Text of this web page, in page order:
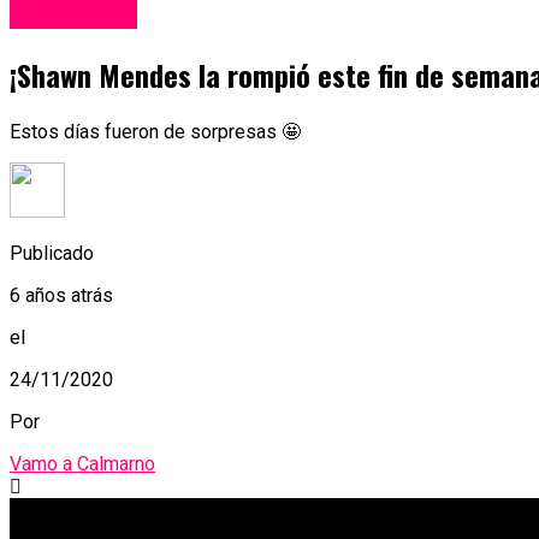
¡Shawn Mendes la rompió este fin de
Estos días fueron de sorpresas 🤩
Publicado
6 años atrás
el
24/11/2020
Por
Vamo a Calmarno